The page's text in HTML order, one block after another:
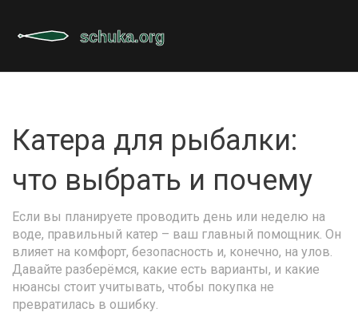
Катера для рыбалки:
что выбрать и почему
Если вы планируете проводить день или неделю на
воде, правильный катер – ваш главный помощник. Он
влияет на комфорт, безопасность и, конечно, на улов.
Давайте разберёмся, какие есть варианты, и какие
нюансы стоит учитывать, чтобы покупка не
превратилась в ошибку.